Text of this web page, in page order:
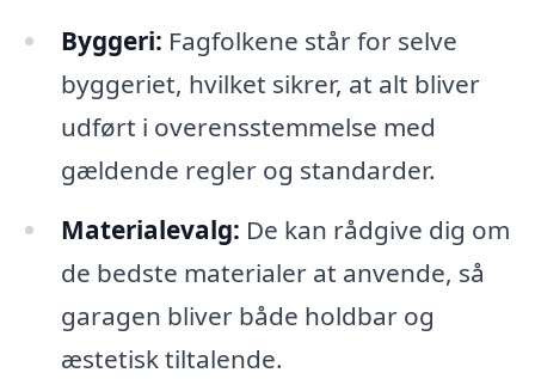
Byggeri: Fagfolkene står for selve
byggeriet, hvilket sikrer, at alt bliver
udført i overensstemmelse med
gældende regler og standarder.
Materialevalg: De kan rådgive dig om
de bedste materialer at anvende, så
garagen bliver både holdbar og
æstetisk tiltalende.